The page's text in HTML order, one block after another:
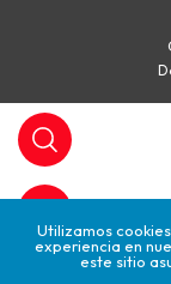
Utilizamos
experiencia en
este sitio